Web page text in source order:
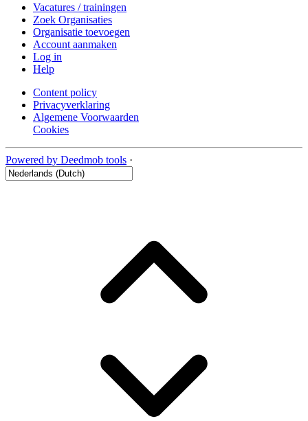
Vacatures / trainingen
Zoek Organisaties
Organisatie toevoegen
Account aanmaken
Log in
Help
Content policy
Privacyverklaring
Algemene Voorwaarden
Cookies
Powered by Deedmob tools ·